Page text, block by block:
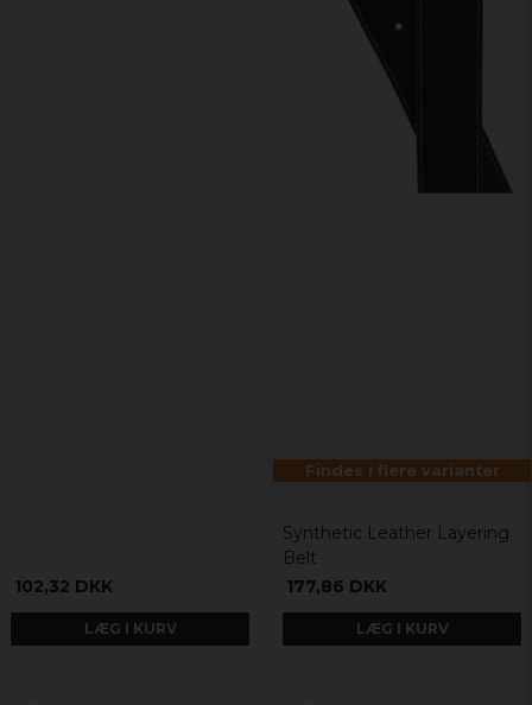
102,32 DKK
LÆG I KURV
Findes i flere varianter
Synthetic Leather Layering
Belt
177,86 DKK
LÆG I KURV